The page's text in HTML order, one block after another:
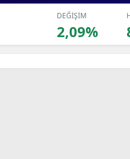
DEĞİŞİM
2,09%